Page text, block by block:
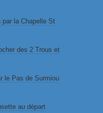
par la Chapelle St
des 2 Trous et
le Pas de Surmiou
au départ